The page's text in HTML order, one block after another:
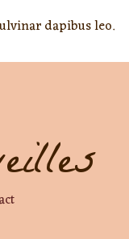
dapibus leo.